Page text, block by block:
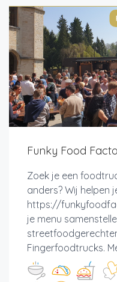
Funky Food
Zoek je een
anders? Wij helpen
https://
je menu
Fingerfoodtrucks.